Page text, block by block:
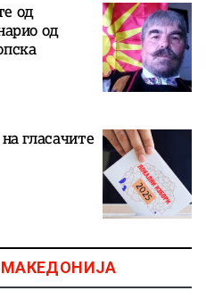
од
од
гласачите
МАКЕДОНИЈА